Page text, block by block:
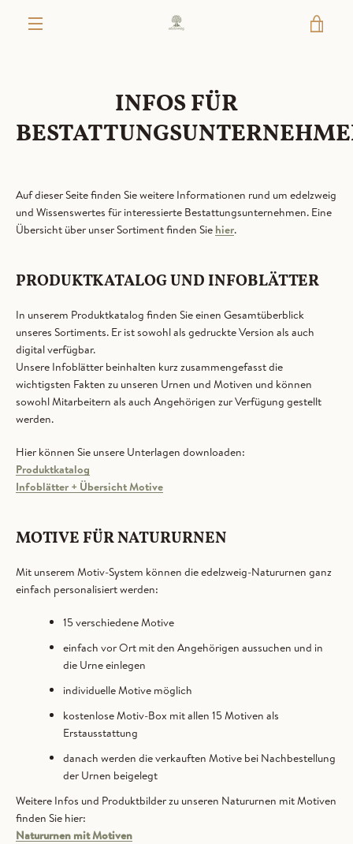
INFOS FÜR
Auf dieser Seite finden Sie weitere Informationen rund um edelzweig
und Wissenswertes für interessierte Bestattungsunternehmen. Eine
Übersicht über unser Sortiment finden Sie hier.
PRODUKTKATALOG UND INFOBLÄTTER
In unserem Produktkatalog finden Sie einen Gesamtüberblick
unseres Sortiments. Er ist sowohl als gedruckte Version als auch
digital verfügbar.
Unsere Infoblätter beinhalten kurz zusammengefasst die
wichtigsten Fakten zu unseren Urnen und Motiven und können
sowohl Mitarbeitern als auch Angehörigen zur Verfügung gestellt
werden.
Hier können Sie unsere Unterlagen downloaden:
Produktkatalog
Infoblätter + Übersicht Motive
MOTIVE FÜR NATURURNEN
Mit unserem Motiv-System können die edelzweig-Natururnen ganz
einfach personalisiert werden:
15 verschiedene Motive
einfach vor Ort mit den Angehörigen aussuchen und in
die Urne einlegen
individuelle Motive möglich
kostenlose Motiv-Box mit allen 15 Motiven als
Erstausstattung
danach werden die verkauften Motive bei Nachbestellung
der Urnen beigelegt
Weitere Infos und Produktbilder zu unseren Natururnen mit Motiven
finden Sie hier:
Natururnen mit Motiven